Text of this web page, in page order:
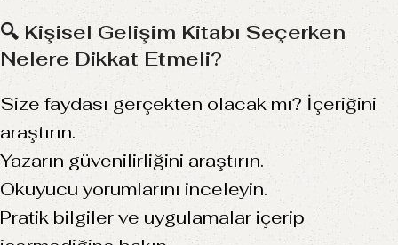
🔍 Kişisel Gelişim Kitabı Seçerken
Nelere Dikkat Etmeli?
Size faydası gerçekten olacak mı? İçeriğini
araştırın.
Yazarın güvenilirliğini araştırın.
Okuyucu yorumlarını inceleyin.
Pratik bilgiler ve uygulamalar içerip